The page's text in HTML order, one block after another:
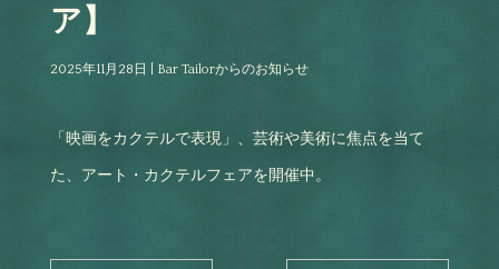
ア】
2025年11月28日 Bar Tailorからのお知らせ
「映画をカクテルで表現」、芸術や美術に焦点を当て
た、アート・カクテルフェアを開催中。